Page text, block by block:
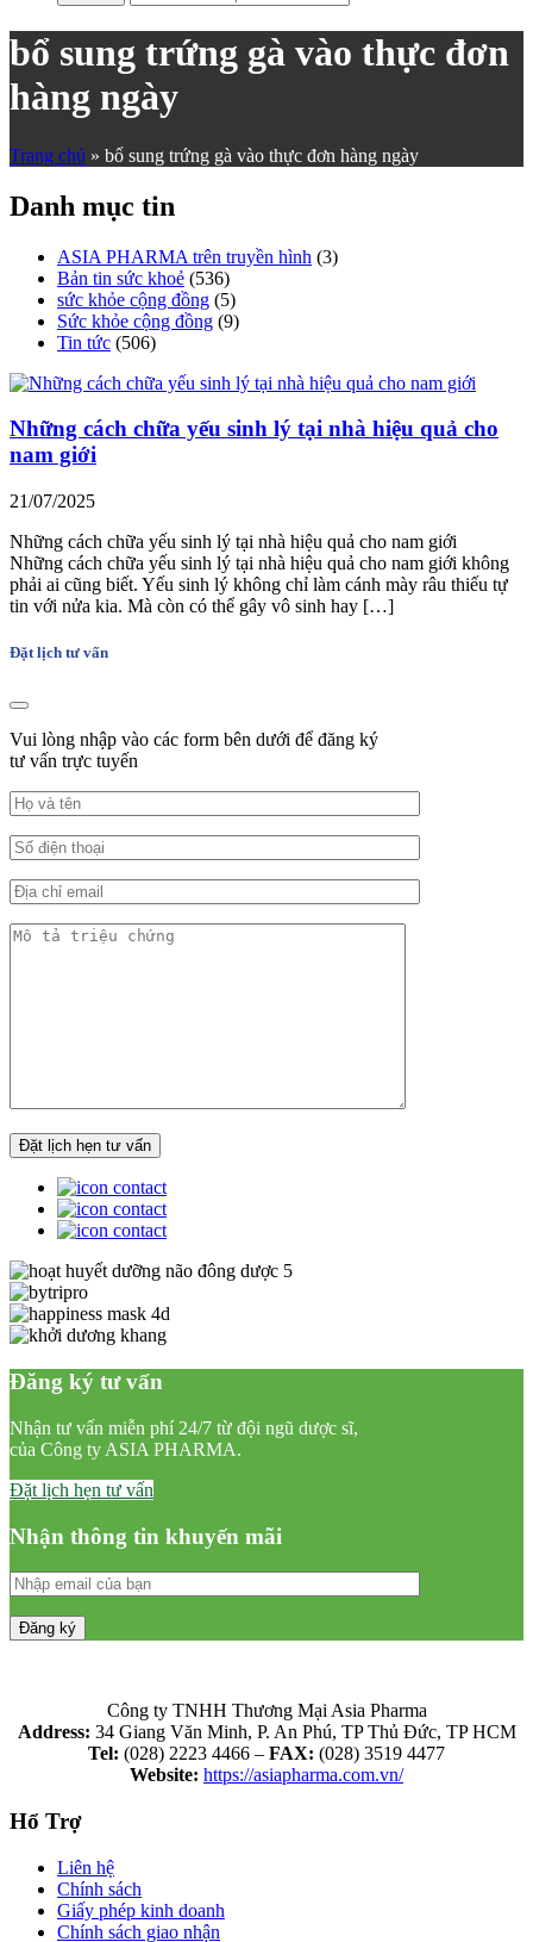
bổ sung trứng gà vào thực đơn
hàng ngày
Trang chủ » bổ sung trứng gà vào thực đơn hàng ngày
Danh mục tin
ASIA PHARMA trên truyền hình (3)
Bản tin sức khoẻ (536)
sức khỏe cộng đồng (5)
Sức khỏe cộng đồng (9)
Tin tức (506)
Những cách chữa yếu sinh lý tại nhà hiệu quả cho
nam giới
21/07/2025
Những cách chữa yếu sinh lý tại nhà hiệu quả cho nam giới
Những cách chữa yếu sinh lý tại nhà hiệu quả cho nam giới không
phải ai cũng biết. Yếu sinh lý không chỉ làm cánh mày râu thiếu tự
tin với nửa kia. Mà còn có thể gây vô sinh hay […]
Đặt lịch tư vấn
Vui lòng nhập vào các form bên dưới để đăng ký
tư vấn trực tuyến
Đăng ký tư vấn
Nhận tư vấn miễn phí 24/7 từ đội ngũ dược sĩ,
của Công ty ASIA PHARMA.
Đặt lịch hẹn tư vấn
Nhận thông tin khuyến mãi
Công ty TNHH Thương Mại Asia Pharma
Address: 34 Giang Văn Minh, P. An Phú, TP Thủ Đức, TP HCM
Tel: (028) 2223 4466 – FAX: (028) 3519 4477
Website: https://asiapharma.com.vn/
Hổ Trợ
Liên hệ
Chính sách
Giấy phép kinh doanh
Chính sách giao nhận